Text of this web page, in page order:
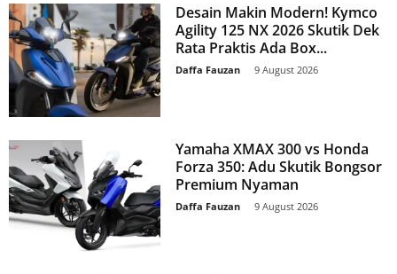
Desain Makin Modern! Kymco
Agility 125 NX 2026 Skutik Dek
Rata Praktis Ada Box...
Daffa Fauzan 9 August 2026
Yamaha XMAX 300 vs Honda
Forza 350: Adu Skutik Bongsor
Premium Nyaman
Daffa Fauzan 9 August 2026